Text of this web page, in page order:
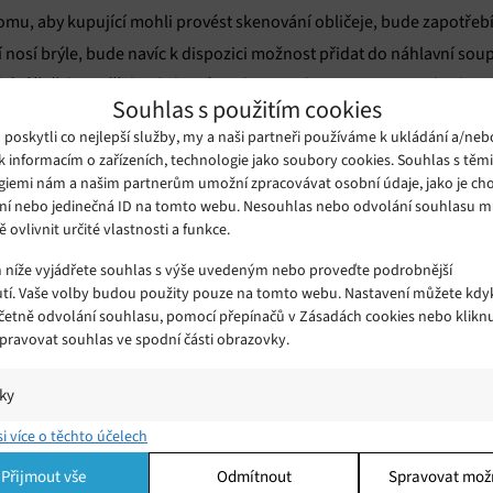
Souhlas s použitím cookies
poskytli co nejlepší služby, my a naši partneři používáme k ukládání a/
informacím o zařízeních, technologie jako soubory cookies. Souhlas s
nám a našim partnerům umožní zpracovávat osobní údaje, jako je
nebo jedinečná ID na tomto webu. Nesouhlas nebo odvolání souhlasu
ovlivnit určité vlastnosti a funkce.
vyjádřete souhlas s výše uvedeným nebo proveďte podrobnější
Vaše volby budou použity pouze na tomto webu. Nastavení můžete
odvolání souhlasu, pomocí přepínačů v Zásadách cookies nebo
souhlas ve spodní části obrazovky.
a/nebo přístup k informacím v zařízení, Porozumění publiku
kombinací údajů z různých zdrojů.
více o těchto účelech
Přijmout vše Odmítnout Spravovat
aby kupující mohli provést skenování obličeje, bude zapotřebí
nosí brýle, bude navíc k dispozici možnost přidat do náhlavní
čoček za příplatek, které poskytuje jeho partner Zeiss, budou
sdílet aktualizovaný oficiální doklad o předpisu.
oznámena na konferenci WWDC 2023, bude poskytovat
filmů a hraní her, nakonec bude fungovat jakonástroj,
světě s integrovaným herním programem vyrobeným
sítě a online hry. Vision Pro také vytvoří